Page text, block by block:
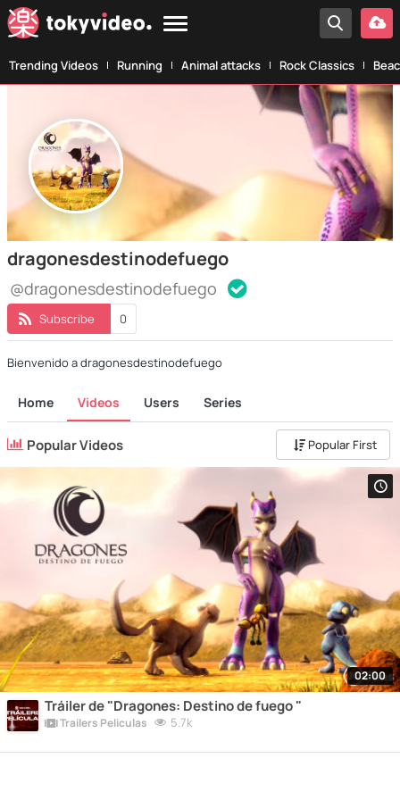
Trending Videos Running Animal attacks Rock Classics
dragonesdestinodefuego
@dragonesdestinodefuego
Subscribe 0
Bienvenido a dragonesdestinodefuego
Home Videos Users Series
Popular Videos Popular First
02:00
Tráiler de "Dragones: Destino de fuego "
Trailers Peliculas 5.7k